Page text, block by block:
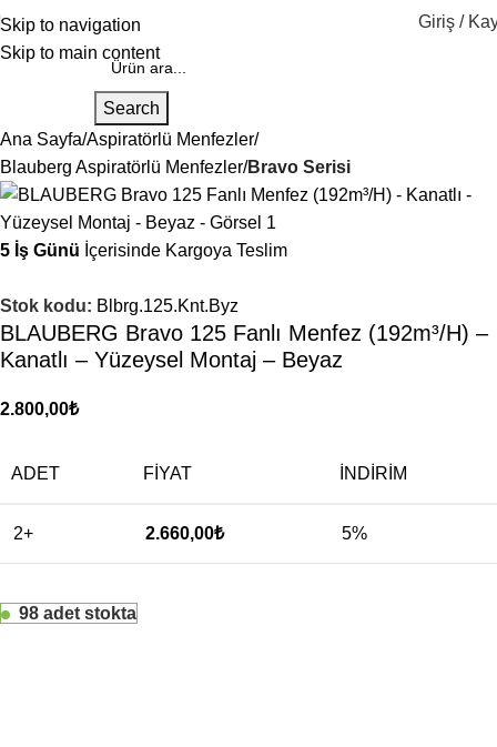
Skip to navigation
Skip to main content
Giriş /
Search
Ana Sayfa Aspiratörlü Menfezler
Blauberg Aspiratörlü Menfezler Bravo Serisi
5 İş Günü İçerisinde Kargoya Teslim
Stok kodu: Blbrg.125.Knt.Byz
BLAUBERG Bravo 125 Fanlı Menfez (192m³/H) –
Kanatlı – Yüzeysel Montaj – Beyaz
2.800,00₺
ADET FIYAT İNDIRIM
2+ 2.660,00₺ 5%
98 adet stokta